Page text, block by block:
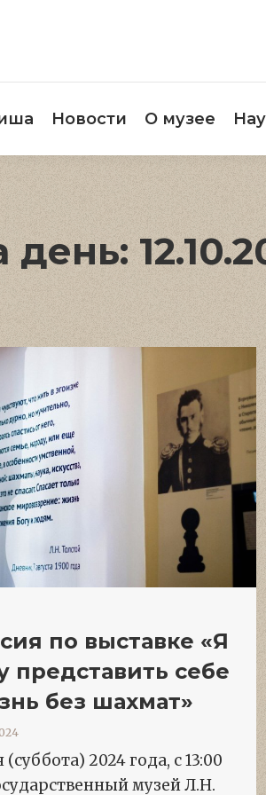
Новости О музее
день:
по выставке «Я
представить себе
без шахмат»
(суббота) 2024 года, с 13:00
музей Л.Н.